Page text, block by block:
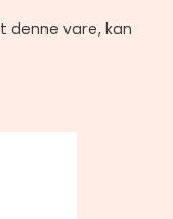
denne vare, kan